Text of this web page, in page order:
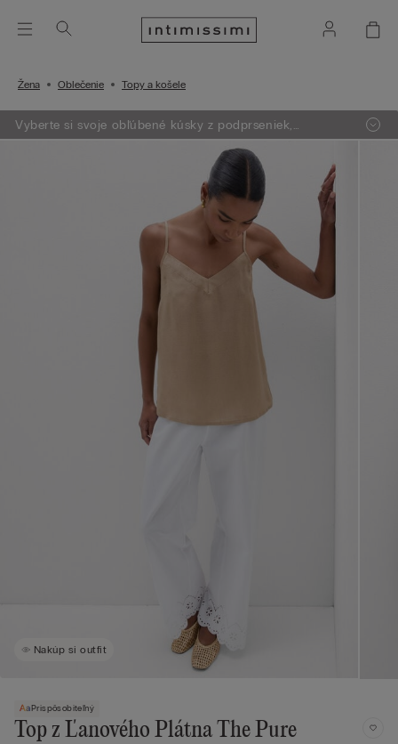
Žena Oblečenie Topy a košele
Vyberte si svoje obľúbené kúsky z podprseniek,
oblečenia, pyžám a lingerie. Vložte do košíka 4 produkty
Nakúp si outfit
Prispôsobiteľný
Top z Ľanového Plátna The Pure